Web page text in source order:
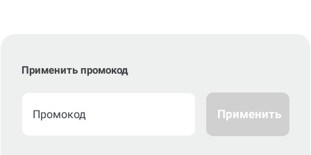
Применить промокод
Применить